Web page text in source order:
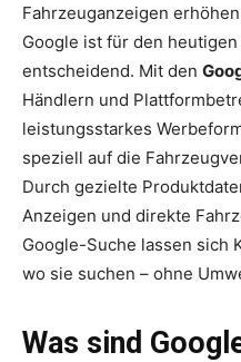
Fahrzeuganzeigen
Google ist für den
entscheidend. Mit den
Händlern und
leistungsstarkes
speziell auf die
Durch gezielte
Anzeigen und direkte
Google-Suche lassen sich
wo sie suchen – ohne
Was sind